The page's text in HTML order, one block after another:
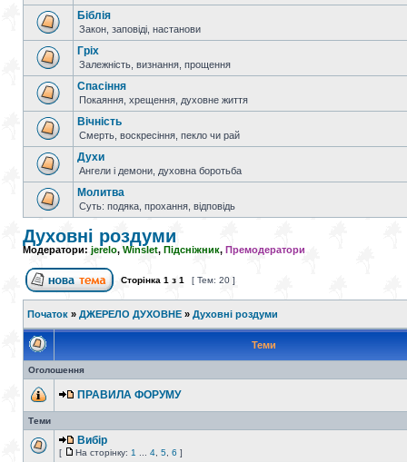
Біблія
Закон, заповіді, настанови
Гріх
Залежність, визнання, прощення
Спасіння
Покаяння, хрещення, духовне життя
Вічність
Смерть, воскресіння, пекло чи рай
Духи
Ангели і демони, духовна боротьба
Молитва
Суть: подяка, прохання, відповідь
Духовні роздуми
Модератори: jerelo, Winslet, Підсніжник, Премодератори
Сторінка 1 з 1 [ Тем: 20 ]
Початок » ДЖЕРЕЛО ДУХОВНЕ » Духовні роздуми
Теми
Оголошення
ПРАВИЛА ФОРУМУ
Теми
Вибір
[ На сторінку: 1 4 5 6 ]